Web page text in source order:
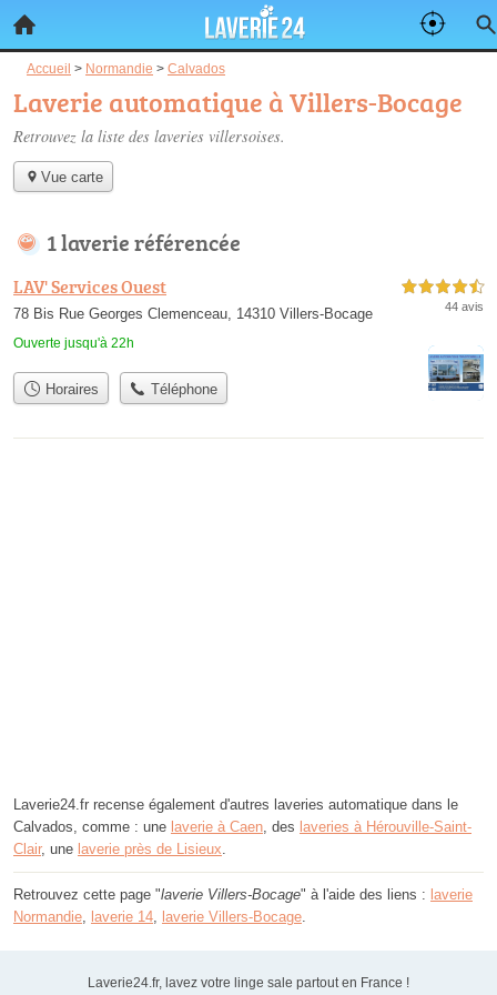
Accueil > Normandie > Calvados
Laverie automatique à Villers-Bocage
Retrouvez la liste des laveries villersoises.
Vue carte
1 laverie référencée
LAV' Services Ouest
78 Bis Rue Georges Clemenceau, 14310 Villers-Bocage
Ouverte jusqu'à 22h
4,5 étoiles sur 5
44 avis
Horaires Téléphone
Laverie24.fr recense également d'autres laveries automatique dans le
Calvados, comme : une laverie à Caen , des laveries à Hérouville-Saint-
Clair, une laverie près de Lisieux
Retrouvez cette page "laverie Villers-Bocage" à l'aide des liens : laverie
Normandie
laverie 14 laverie Villers-Bocage
Laverie24.fr, lavez votre linge sale partout en France !